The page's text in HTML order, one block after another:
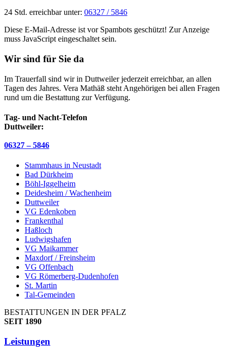
24 Std. erreichbar unter: 06327 / 5846
Diese E-Mail-Adresse ist vor Spambots geschützt! Zur Anzeige
muss JavaScript eingeschaltet sein.
Wir sind für Sie da
Im Trauerfall sind wir in Duttweiler jederzeit erreichbar, an allen
Tagen des Jahres. Vera Mathäß steht Angehörigen bei allen Fragen
rund um die Bestattung zur Verfügung.
Tag- und Nacht-Telefon
Duttweiler:
06327 – 5846
Stammhaus in Neustadt
Bad Dürkheim
Böhl-Iggelheim
Deidesheim / Wachenheim
Duttweiler
VG Edenkoben
Frankenthal
Haßloch
Ludwigshafen
VG Maikammer
Maxdorf / Freinsheim
VG Offenbach
VG Römerberg-Dudenhofen
St. Martin
Tal-Gemeinden
BESTATTUNGEN IN DER PFALZ
SEIT 1890
Leistungen